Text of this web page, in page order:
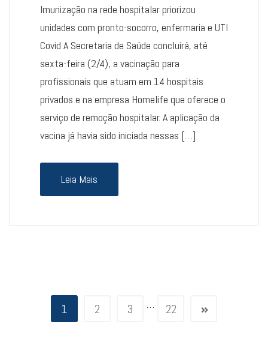
Imunização na rede hospitalar priorizou
unidades com pronto-socorro, enfermaria e UTI
Covid A Secretaria de Saúde concluirá, até
sexta-feira (2/4), a vacinação para
profissionais que atuam em 14 hospitais
privados e na empresa Homelife que oferece o
serviço de remoção hospitalar. A aplicação da
vacina já havia sido iniciada nessas […]
Leia Mais
1 2 3 … 22